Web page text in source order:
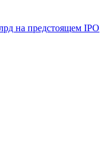
на предстоящем IPO